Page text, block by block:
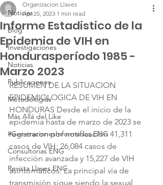
Noticias
Blog
Investigaciones
Noticias
Publicaciones
Metodologías
Más Allá del Like
#GeneracionesInformadas ENG
Consultorias ENG
Revista Llaves ENG
Informe Estadistico de la
Epidemia de VIH en
Hondurasperíodo 1985 -
Marzo 2023
Organizacion Llaves
Apr 25, 2023 1 min read
RESUMEN DE LA SITUACION
EPIDEMIOLOGICA DE VIH EN
HONDURAS Desde el inicio de la
epidemia hasta de marzo de 2023 se
registraron por notificación 41,311
casos de VIH; 26,084 casos de
infección avanzada y 15,227 de VIH
asintomáticos. La principal vía de
transmisión sigue siendo la sexual